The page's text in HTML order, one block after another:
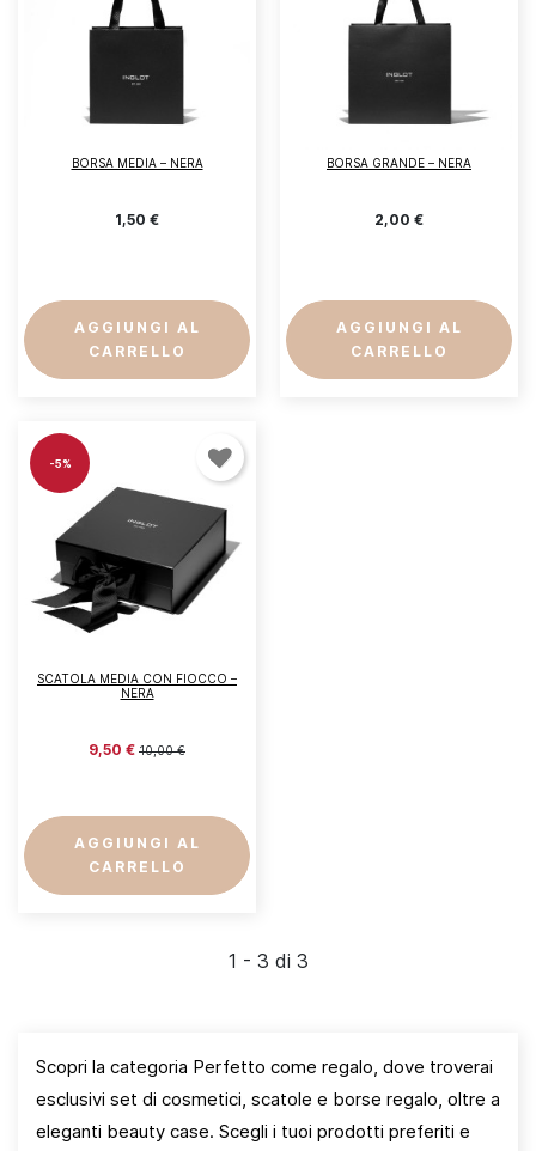
BORSA MEDIA – NERA
1,50 €
AGGIUNGI AL
CARRELLO
BORSA GRANDE – NERA
2,00 €
AGGIUNGI AL
CARRELLO
SCATOLA MEDIA CON FIOCCO –
NERA
9,50 € 10,00 €
AGGIUNGI AL
CARRELLO
-5%
1 - 3 di 3
Scopri la categoria Perfetto come regalo, dove troverai
esclusivi set di cosmetici, scatole e borse regalo, oltre a
eleganti beauty case. Scegli i tuoi prodotti preferiti e